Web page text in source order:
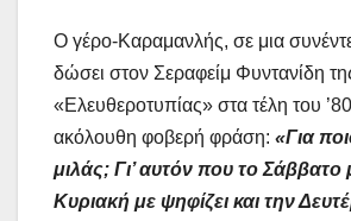
Ο γέρο-Καραμανλής, σε μια
δώσει στον Σεραφείμ Φυντανίδη
«Ελευθεροτυπίας» στα τέλη του
ακόλουθη φοβερή φράση: «Για
μιλάς; Γι’ αυτόν που το Σάββατο
Κυριακή με ψηφίζει και την